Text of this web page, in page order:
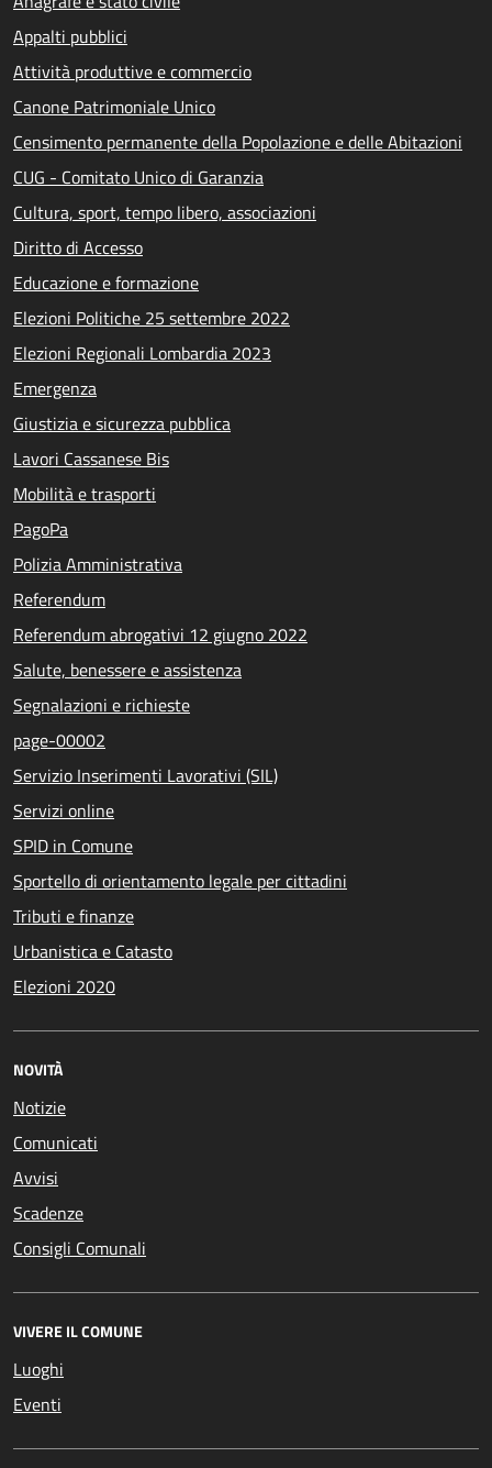
Appalti pubblici
Attività produttive e commercio
Canone Patrimoniale Unico
Censimento permanente della Popolazione e delle Abitazioni
CUG - Comitato Unico di Garanzia
Cultura, sport, tempo libero, associazioni
Diritto di Accesso
Educazione e formazione
Elezioni Politiche 25 settembre 2022
Elezioni Regionali Lombardia 2023
Emergenza
Giustizia e sicurezza pubblica
Lavori Cassanese Bis
Mobilità e trasporti
PagoPa
Polizia Amministrativa
Referendum
Referendum abrogativi 12 giugno 2022
Salute, benessere e assistenza
Segnalazioni e richieste
page-00002
Servizio Inserimenti Lavorativi (SIL)
Servizi online
SPID in Comune
Sportello di orientamento legale per cittadini
Tributi e finanze
Urbanistica e Catasto
Elezioni 2020
NOVITÀ
Notizie
Comunicati
Avvisi
Scadenze
Consigli Comunali
VIVERE IL COMUNE
Luoghi
Eventi